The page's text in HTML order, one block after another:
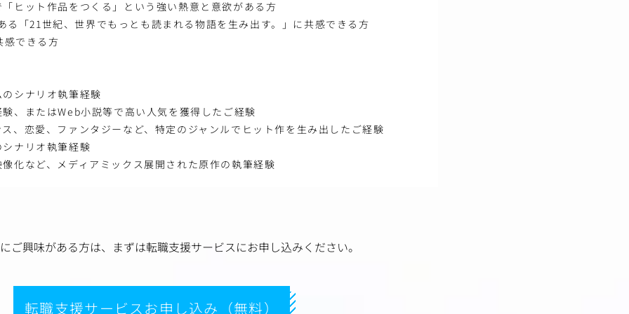
ヒット作品をつくる」という強い熱意と意欲がある方
る「21世紀、世界でもっとも読まれる物語を生み出す。」に共感できる方
感できる方
シナリオ執筆経験
、またはWeb小説等で高い人気を獲得したご経験
、恋愛、ファンタジーなど、特定のジャンルでヒット作を生み出したご経験
ナリオ執筆経験
化など、メディアミックス展開された原作の執筆経験
ご興味がある方は、 まずは転職支援サービスにお申し込みください。
転職支援サービスお申し込み（無料）